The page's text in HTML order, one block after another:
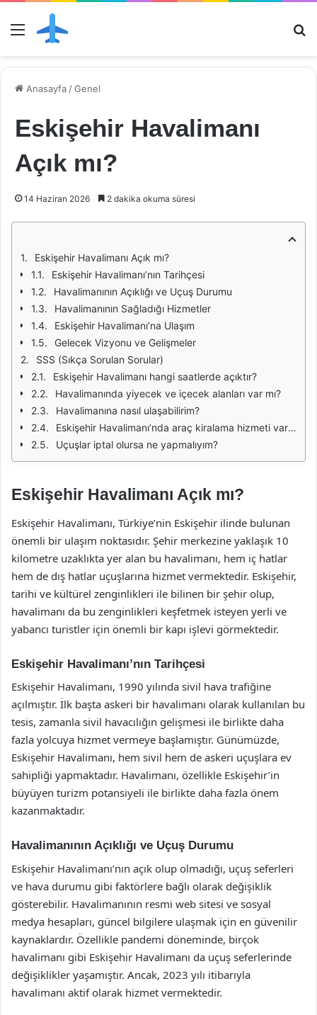
Menü
Anasayfa /Genel
Eskişehir Havalimanı
Açık mı?
14 Haziran 2026 2 dakika okuma süresi
Eskişehir Havalimanı Açık mı?
Eskişehir Havalimanı’nın Tarihçesi
Havalimanının Açıklığı ve Uçuş Durumu
Havalimanının Sağladığı Hizmetler
Eskişehir Havalimanı’na Ulaşım
Gelecek Vizyonu ve Gelişmeler
SSS (Sıkça Sorulan Sorular)
Eskişehir Havalimanı hangi saatlerde açıktır?
Havalimanında yiyecek ve içecek alanları var mı?
Havalimanına nasıl ulaşabilirim?
Eskişehir Havalimanı’nda araç kiralama hizmeti var mı?
Uçuşlar iptal olursa ne yapmalıyım?
Eskişehir Havalimanı Açık mı?
Eskişehir Havalimanı, Türkiye’nin Eskişehir ilinde bulunan
önemli bir ulaşım noktasıdır. Şehir merkezine yaklaşık 10
kilometre uzaklıkta yer alan bu havalimanı, hem iç hatlar
hem de dış hatlar uçuşlarına hizmet vermektedir. Eskişehir,
tarihi ve kültürel zenginlikleri ile bilinen bir şehir olup,
havalimanı da bu zenginlikleri keşfetmek isteyen yerli ve
yabancı turistler için önemli bir kapı işlevi görmektedir.
Eskişehir Havalimanı’nın Tarihçesi
Eskişehir Havalimanı, 1990 yılında sivil hava trafiğine
açılmıştır. İlk başta askeri bir havalimanı olarak kullanılan bu
tesis, zamanla sivil havacılığın gelişmesi ile birlikte daha
fazla yolcuya hizmet vermeye başlamıştır. Günümüzde,
Eskişehir Havalimanı, hem sivil hem de askeri uçuşlara ev
sahipliği yapmaktadır. Havalimanı, özellikle Eskişehir’in
büyüyen turizm potansiyeli ile birlikte daha fazla önem
kazanmaktadır.
Havalimanının Açıklığı ve Uçuş Durumu
Eskişehir Havalimanı’nın açık olup olmadığı, uçuş seferleri
ve hava durumu gibi faktörlere bağlı olarak değişiklik
gösterebilir. Havalimanının resmi web sitesi ve sosyal
medya hesapları, güncel bilgilere ulaşmak için en güvenilir
kaynaklardır. Özellikle pandemi döneminde, birçok
havalimanı gibi Eskişehir Havalimanı da uçuş seferlerinde
değişiklikler yaşamıştır. Ancak, 2023 yılı itibarıyla
havalimanı aktif olarak hizmet vermektedir.